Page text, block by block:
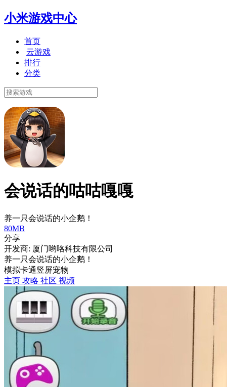
小米游戏中心
首页
云游戏
排行
分类
会说话的咕咕嘎嘎
养一只会说话的小企鹅！
80MB
分享
开发商: 厦门哟咯科技有限公司
养一只会说话的小企鹅！
模拟卡通竖屏宠物
主页 攻略 社区 视频